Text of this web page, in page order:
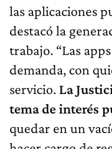
las aplicaciones
destacó la
trabajo. “Las
demanda, con
servicio. La
tema de interés
quedar en un